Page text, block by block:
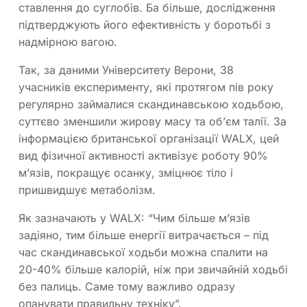
ставлення до суглобів. Ба більше, дослідження
підтверджують його ефективність у боротьбі з
надмірною вагою.
Так, за даними Університету Верони, 38
учасників експерименту, які протягом пів року
регулярно займалися скандинавською ходьбою,
суттєво зменшили жирову масу та об’єм талії. За
інформацією британської організації WALX, цей
вид фізичної активності активізує роботу 90%
м’язів, покращує осанку, зміцнює тіло і
пришвидшує метаболізм.
Як зазначають у WALX: “Чим більше м’язів
задіяно, тим більше енергії витрачається – під
час скандинавської ходьби можна спалити на
20-40% більше калорій, ніж при звичайній ходьбі
без палиць. Саме тому важливо одразу
опанувати правильну техніку”.